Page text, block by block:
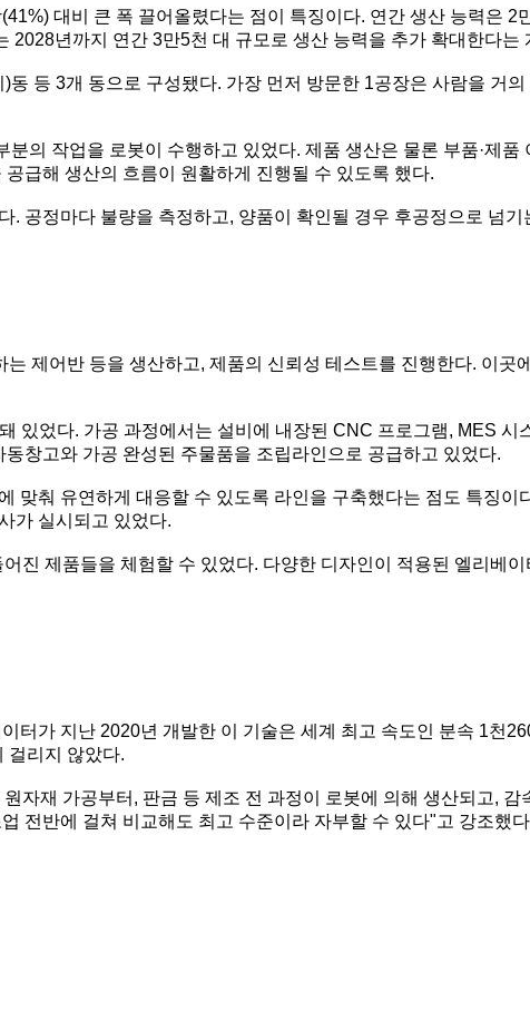
대비 큰 폭 끌어올렸다는 점이 특징이다. 연간 생산 능력은
2028년까지 연간 3만5천 대 규모로 생산 능력을 추가 확대한다는
동 등 3개 동으로 구성됐다. 가장 먼저 방문한 1공장은 사람을 거
의 작업을 로봇이 수행하고 있었다. 제품 생산은 물론 부품·제
급해 생산의 흐름이 원활하게 진행될 수 있도록 했다.
. 공정마다 불량을 측정하고, 양품이 확인될 경우 후공정으로 넘
제어반 등을 생산하고, 제품의 신뢰성 테스트를 진행한다. 이곳
있었다. 가공 과정에서는 설비에 내장된 CNC 프로그램, MES 시
창고와 가공 완성된 주물품을 조립라인으로 공급하고 있었다.
맞춰 유연하게 대응할 수 있도록 라인을 구축했다는 점도 특징
가 실시되고 있었다.
진 제품들을 체험할 수 있었다. 다양한 디자인이 적용된 엘리베
터가 지난 2020년 개발한 이 기술은 세계 최고 속도인 분속 1천
걸리지 않았다.
자재 가공부터, 판금 등 제조 전 과정이 로봇에 의해 생산되고,
전반에 걸쳐 비교해도 최고 수준이라 자부할 수 있다"고 강조했